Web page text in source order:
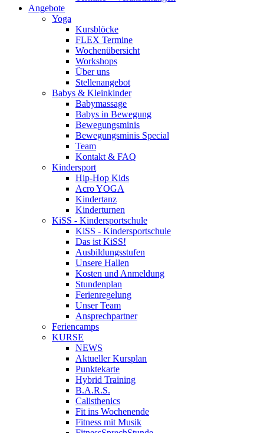
Angebote
Yoga
Kursblöcke
FLEX Termine
Wochenübersicht
Workshops
Über uns
Stellenangebot
Babys & Kleinkinder
Babymassage
Babys in Bewegung
Bewegungsminis
Bewegungsminis Special
Team
Kontakt & FAQ
Kindersport
Hip-Hop Kids
Acro YOGA
Kindertanz
Kinderturnen
KiSS - Kindersportschule
KiSS - Kindersportschule
Das ist KiSS!
Ausbildungsstufen
Unsere Hallen
Kosten und Anmeldung
Stundenplan
Ferienregelung
Unser Team
Ansprechpartner
Feriencamps
KURSE
NEWS
Aktueller Kursplan
Punktekarte
Hybrid Training
B.A.R.S.
Calisthenics
Fit ins Wochenende
Fitness mit Musik